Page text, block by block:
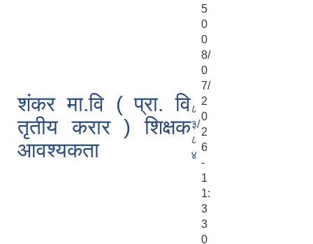
5
0
शंकर मा.वि ( प्रा. वि
तृतीय करार ) शिक्षक
आवश्यकता
८
३/
८
४
0
8/
0
7/
2
0
2
6
-
1
1:
3
3
0